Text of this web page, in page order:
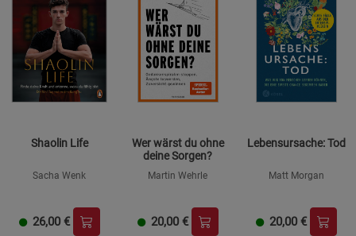
Shaolin Life
Sacha Wenk
26,00 €
Wer wärst du ohne
deine Sorgen?
Martin Wehrle
20,00 €
Lebensursache: Tod
Matt Morgan
20,00 €